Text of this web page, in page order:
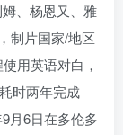
、杨恩又、雅
制片国家/地区
用英语对白，
时两年完成
月6日在多伦多